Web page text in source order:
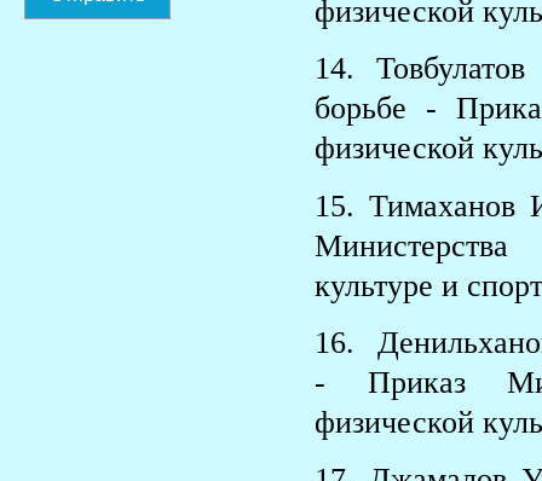
физической
14.
борьбе -
физической
15.
культуре и
16.
- Приказ
физической